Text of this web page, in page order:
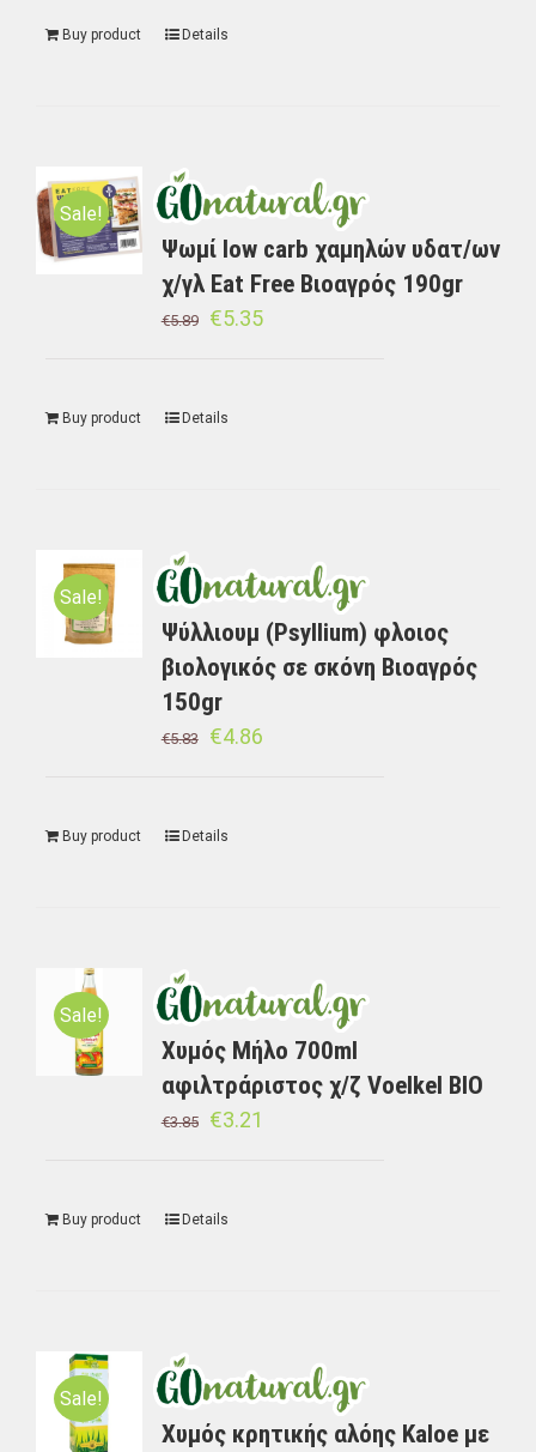
Buy product Details
Sale!
Ψωμί low carb χαμηλών υδατ/ων
χ/γλ Eat Free Βιοαγρός 190gr
€5.89 €5.35
Buy product Details
Sale!
Ψύλλιουμ (Psyllium) φλοιος
βιολογικός σε σκόνη Βιοαγρός
150gr
€5.83 €4.86
Buy product Details
Sale!
Χυμός Μήλο 700ml
αφιλτράριστος χ/ζ Voelkel BIO
€3.85 €3.21
Buy product Details
Sale!
Χυμός κρητικής αλόης Kaloe με